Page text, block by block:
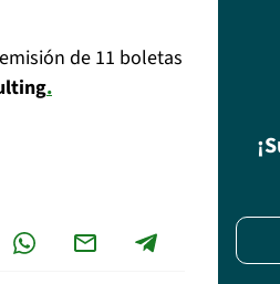
de 11 boletas
.